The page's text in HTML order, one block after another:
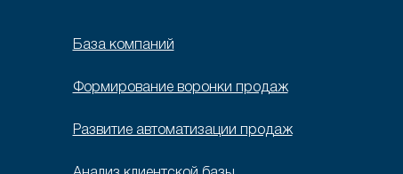
База компаний
Формирование воронки продаж
Развитие автоматизации продаж